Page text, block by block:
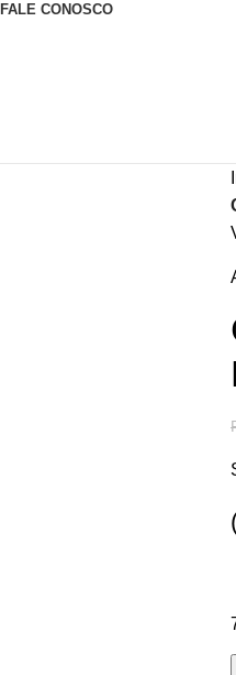
FALE CONOSCO